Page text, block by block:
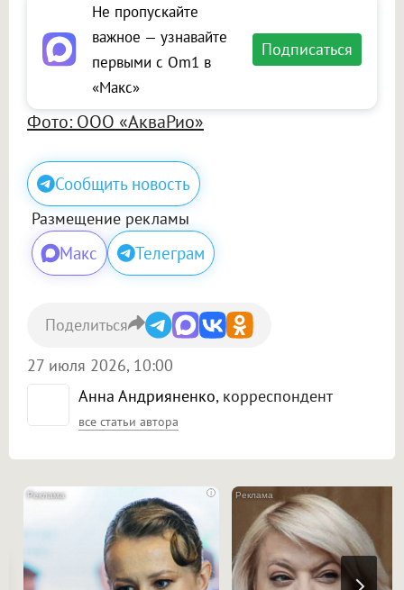
Не пропускайте
важное — узнавайте
первыми с Om1 в
«Макс»
Подписаться
Фото: ООО «АкваРио»
Сообщить новость
Размещение рекламы
Макс Телеграм
Анна Андрияненко, корреспондент
все статьи автора
27 июля 2026, 10:00
Поделиться
i